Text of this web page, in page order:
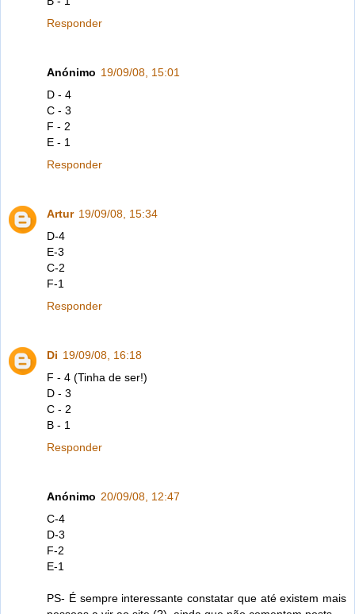
Responder
Anónimo 19/09/08, 15:01
D - 4
C - 3
F - 2
E - 1
Responder
Artur 19/09/08, 15:34
D-4
E-3
C-2
F-1
Responder
Di 19/09/08, 16:18
F - 4 (Tinha de ser!)
D - 3
C - 2
B - 1
Responder
Anónimo 20/09/08, 12:47
C-4
D-3
F-2
E-1
PS- É sempre interessante constatar que até existem mais